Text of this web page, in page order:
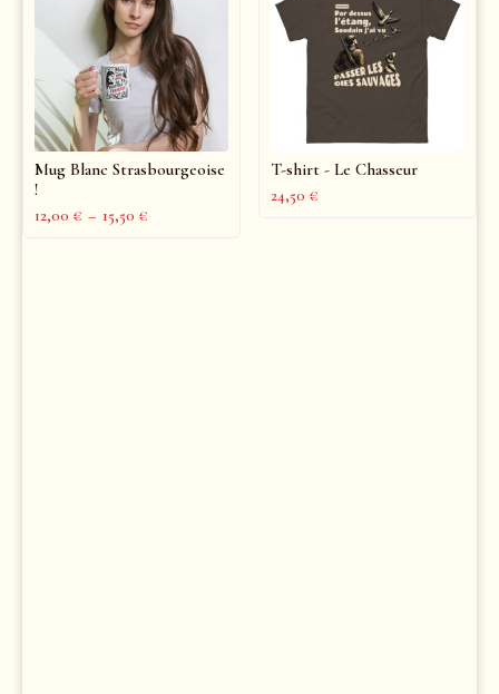
Mug Blanc Strasbourgeoise
!
12,00 € – 15,50 €
T-shirt - Le Chasseur
24,50 €